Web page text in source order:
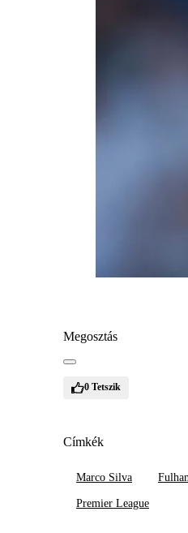
Megosztás
0 Tetszik
Címkék
Marco Silva
Premier League